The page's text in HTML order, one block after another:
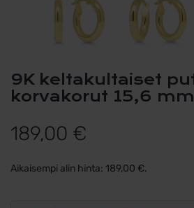
9K keltakultaiset putkirengas
korvakorut 15,6 mm
189,00 €
Aikaisempi alin hinta: 189,00 €.